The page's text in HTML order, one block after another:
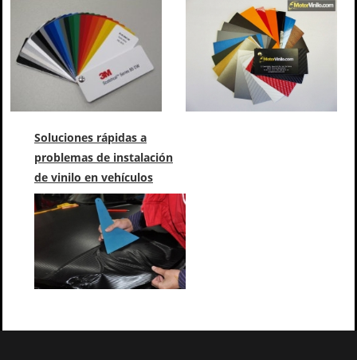
Soluciones rápidas a
problemas de instalación
de vinilo en vehículos